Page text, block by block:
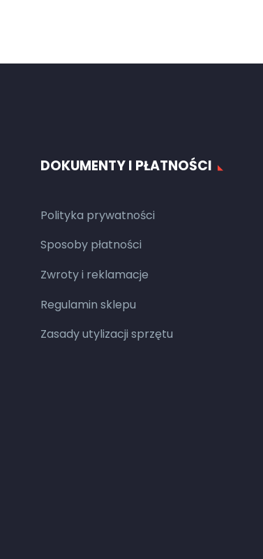
DOKUMENTY I PŁATNOŚCI
Polityka prywatności
Sposoby płatności
Zwroty i reklamacje
Regulamin sklepu
Zasady utylizacji sprzętu